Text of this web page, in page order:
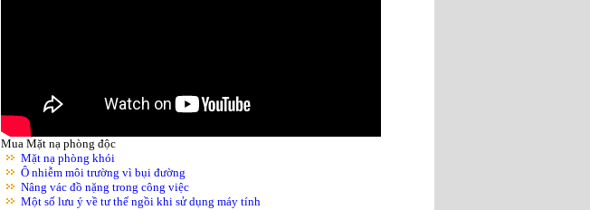
Mua Mặt nạ phòng độc
Mặt nạ phòng khói
Ô nhiễm môi trường vì bụi đường
Nâng vác đồ nặng trong công việc
Một số lưu ý về tư thế ngồi khi sử dụng máy tính